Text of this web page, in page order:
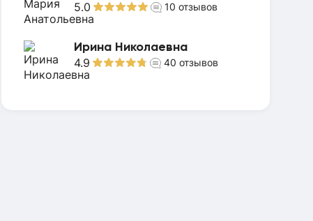
5.0 10 отзывов
Ирина Николаевна
4.9 40 отзывов